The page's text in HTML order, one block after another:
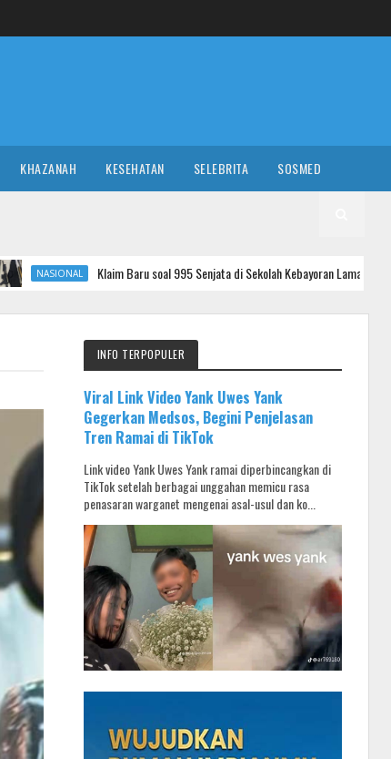
KHAZANAH KESEHATAN SELEBRITA SOSMED
Klaim Baru soal 995 Senjata di Sekolah Kebayoran Lama, Pengacara Sebut
INFO TERPOPULER
Viral Link Video Yank Uwes Yank
Gegerkan Medsos, Begini Penjelasan
Tren Ramai di TikTok
Link video Yank Uwes Yank ramai diperbincangkan di
TikTok setelah berbagai unggahan memicu rasa
penasaran warganet mengenai asal-usul dan ko...